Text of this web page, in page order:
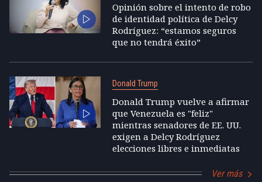
Opinión sobre el intento de robo
de identidad política de Delcy
Rodríguez: “estamos seguros
que no tendrá éxito”
Donald Trump
Donald Trump vuelve a afirmar
que Venezuela es "feliz"
mientras senadores de EE. UU.
exigen a Delcy Rodríguez
elecciones libres e inmediatas
Ver más